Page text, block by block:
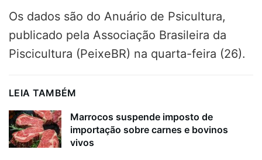
Os dados são do Anuário de Psicultura,
publicado pela Associação Brasileira da
Piscicultura (PeixeBR) na quarta-feira (26).
LEIA TAMBÉM
Marrocos suspende imposto de
importação sobre carnes e bovinos
vivos